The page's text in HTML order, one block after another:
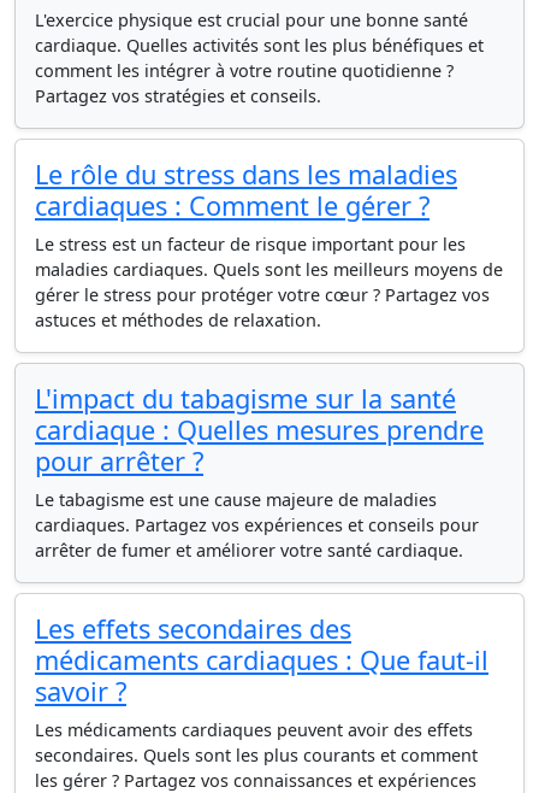
L'exercice physique est crucial pour une bonne santé
cardiaque. Quelles activités sont les plus bénéfiques et
comment les intégrer à votre routine quotidienne ?
Partagez vos stratégies et conseils.
Le rôle du stress dans les maladies
cardiaques : Comment le gérer ?
Le stress est un facteur de risque important pour les
maladies cardiaques. Quels sont les meilleurs moyens de
gérer le stress pour protéger votre cœur ? Partagez vos
astuces et méthodes de relaxation.
L'impact du tabagisme sur la santé
cardiaque : Quelles mesures prendre
pour arrêter ?
Le tabagisme est une cause majeure de maladies
cardiaques. Partagez vos expériences et conseils pour
arrêter de fumer et améliorer votre santé cardiaque.
Les effets secondaires des
médicaments cardiaques : Que faut-il
savoir ?
Les médicaments cardiaques peuvent avoir des effets
secondaires. Quels sont les plus courants et comment
les gérer ? Partagez vos connaissances et expériences